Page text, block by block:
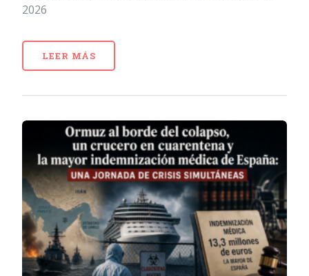
2026
LEER MÁS